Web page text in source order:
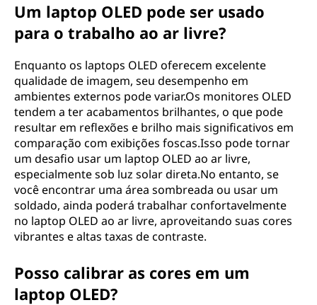
Um laptop OLED pode ser usado
para o trabalho ao ar livre?
Enquanto os laptops OLED oferecem excelente
qualidade de imagem, seu desempenho em
ambientes externos pode variar.Os monitores OLED
tendem a ter acabamentos brilhantes, o que pode
resultar em reflexões e brilho mais significativos em
comparação com exibições foscas.Isso pode tornar
um desafio usar um laptop OLED ao ar livre,
especialmente sob luz solar direta.No entanto, se
você encontrar uma área sombreada ou usar um
soldado, ainda poderá trabalhar confortavelmente
no laptop OLED ao ar livre, aproveitando suas cores
vibrantes e altas taxas de contraste.
Posso calibrar as cores em um
laptop OLED?